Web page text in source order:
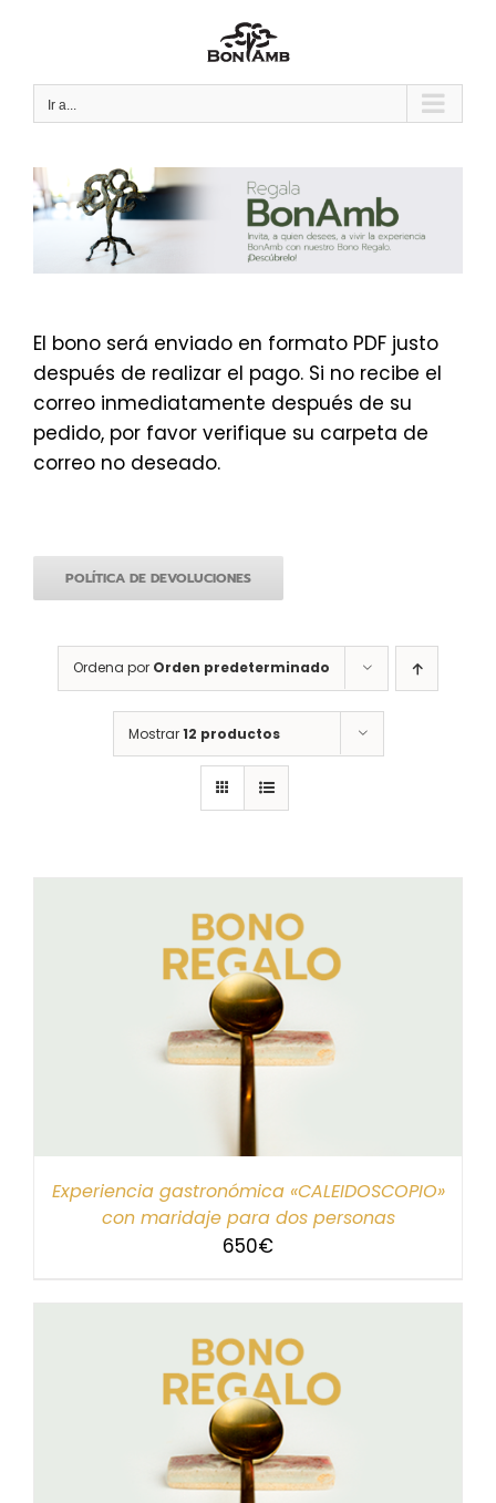
Ir a...
El bono será enviado en formato PDF justo
después de realizar el pago. Si no recibe el
correo inmediatamente después de su
pedido, por favor verifique su carpeta de
correo no deseado.
POLÍTICA DE DEVOLUCIONES
Ordena por Orden predeterminado
Mostrar12 productos
Experiencia gastronómica «CALEIDOSCOPIO»
con maridaje para dos personas
650€